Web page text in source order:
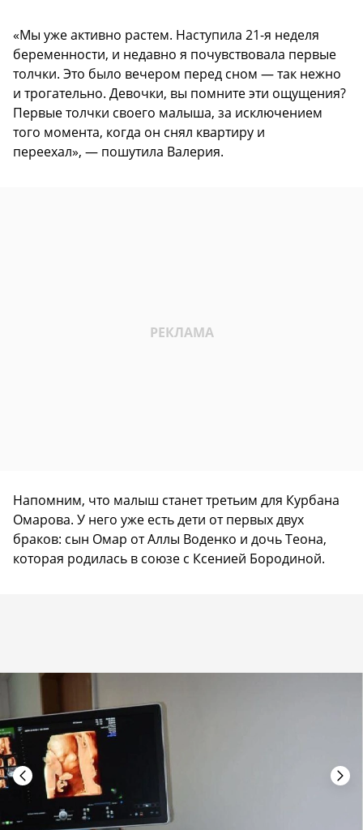
«Мы уже активно растем. Наступила 21-я неделя
беременности, и недавно я почувствовала первые
толчки. Это было вечером перед сном — так нежно
и трогательно. Девочки, вы помните эти ощущения?
Первые толчки своего малыша, за исключением
того момента, когда он снял квартиру и
переехал», — пошутила Валерия.
Напомним, что малыш станет третьим для Курбана
Омарова. У него уже есть дети от первых двух
браков: сын Омар от Аллы Воденко и дочь Теона,
которая родилась в союзе с Ксенией Бородиной.